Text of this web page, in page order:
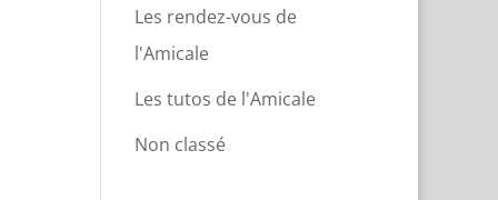
Les rendez-vous de
l'Amicale
Les tutos de l'Amicale
Non classé